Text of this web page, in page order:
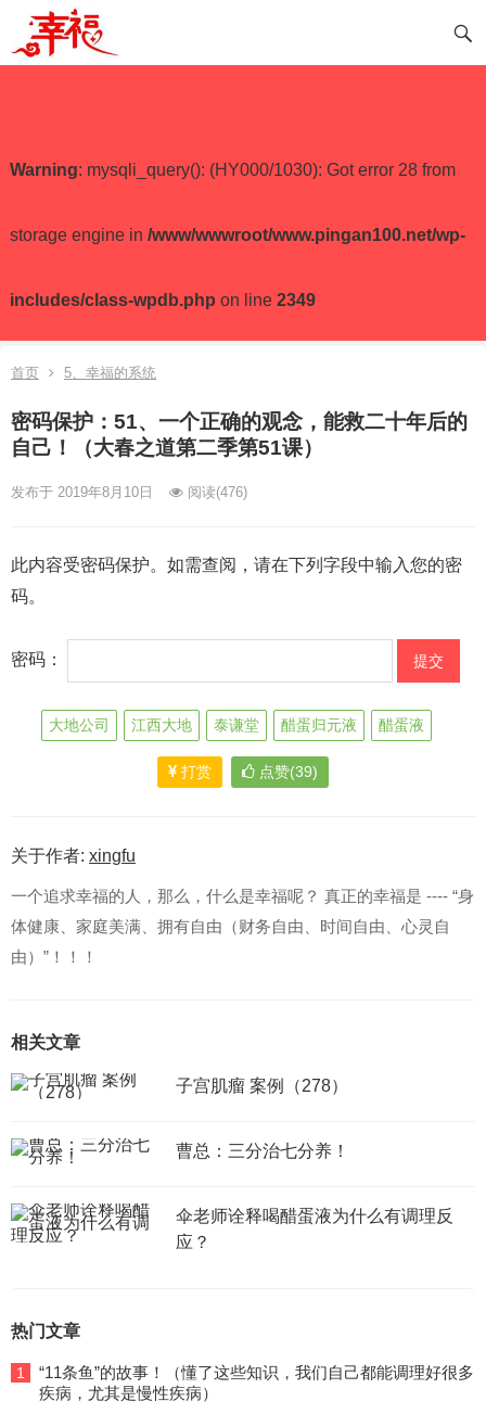
Warning: mysqli_query(): (HY000/1030): Got error 28 from
storage engine in /www/wwwroot/www.pingan100.net/wp-
includes/class-wpdb.php on line 2349
首页 5、幸福的系统
密码保护：51、一个正确的观念，能救二十年后的
自己！（大春之道第二季第51课）
发布于 2019年8月10日 阅读(476)
此内容受密码保护。如需查阅，请在下列字段中输入您的密
码。
密码：
大地公司 江西大地 泰谦堂 醋蛋归元液 醋蛋液
打赏 点赞(39)
关于作者: xingfu
一个追求幸福的人，那么，什么是幸福呢？ 真正的幸福是 ---- “身
体健康、家庭美满、拥有自由（财务自由、时间自由、心灵自
由）”！！！
相关文章
子宫肌瘤 案例（278）
曹总：三分治七分养！
伞老师诠释喝醋蛋液为什么有调理反
应？
热门文章
1
“11条鱼”的故事！（懂了这些知识，我们自己都能调理好很多
疾病，尤其是慢性疾病）